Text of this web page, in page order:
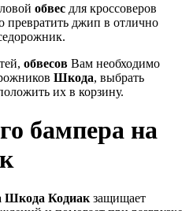
обвес для кроссоверов
превратить джип в отлично
обвесов Вам необходимо
Шкода, выбрать
их в корзину.
бампера на
Шкода Кодиак защищает